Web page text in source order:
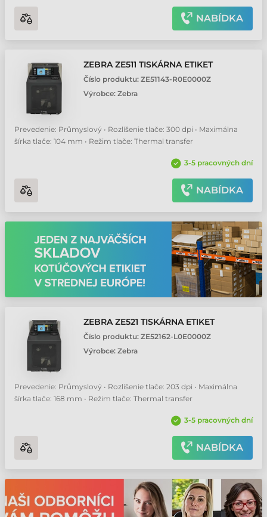
NABÍDKA
ZEBRA ZE511 TISKÁRNA ETIKET
Číslo produktu: ZE51143-R0E0000Z
Výrobce: Zebra
Prevedenie: Průmyslový • Rozlíšenie tlače: 300 dpi • Maximálna
šírka tlače: 104 mm • Režim tlače: Thermal transfer
3-5 pracovných dní
NABÍDKA
ZEBRA ZE521 TISKÁRNA ETIKET
Číslo produktu: ZE52162-L0E0000Z
Výrobce: Zebra
Prevedenie: Průmyslový • Rozlíšenie tlače: 203 dpi • Maximálna
šírka tlače: 168 mm • Režim tlače: Thermal transfer
3-5 pracovných dní
NABÍDKA